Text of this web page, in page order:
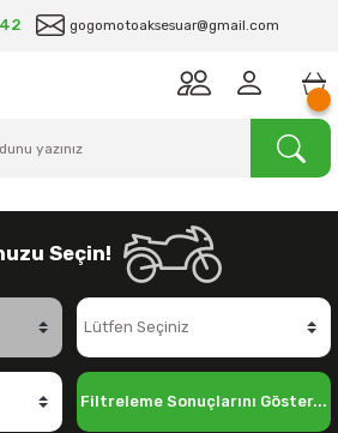
gogomotoaksesuar@gmail.com
Seçin!
Filtreleme Sonuçlarını Göster...